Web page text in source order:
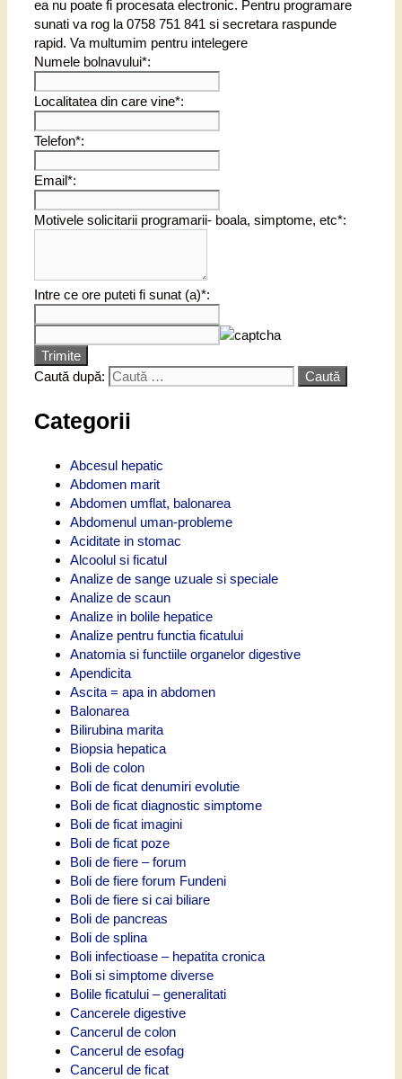
ea nu poate fi procesata electronic. Pentru programare
sunati va rog la 0758 751 841 si secretara raspunde
rapid. Va multumim pentru intelegere
Numele bolnavului*:
Localitatea din care vine*:
Telefon*:
Email*:
Motivele solicitarii programarii- boala, simptome, etc*:
Intre ce ore puteti fi sunat (a)*:
Trimite
Caută după:
Categorii
Abcesul hepatic
Abdomen marit
Abdomen umflat, balonarea
Abdomenul uman-probleme
Aciditate in stomac
Alcoolul si ficatul
Analize de sange uzuale si speciale
Analize de scaun
Analize in bolile hepatice
Analize pentru functia ficatului
Anatomia si functiile organelor digestive
Apendicita
Ascita = apa in abdomen
Balonarea
Bilirubina marita
Biopsia hepatica
Boli de colon
Boli de ficat denumiri evolutie
Boli de ficat diagnostic simptome
Boli de ficat imagini
Boli de ficat poze
Boli de fiere – forum
Boli de fiere forum Fundeni
Boli de fiere si cai biliare
Boli de pancreas
Boli de splina
Boli infectioase – hepatita cronica
Boli si simptome diverse
Bolile ficatului – generalitati
Cancerele digestive
Cancerul de colon
Cancerul de esofag
Cancerul de ficat